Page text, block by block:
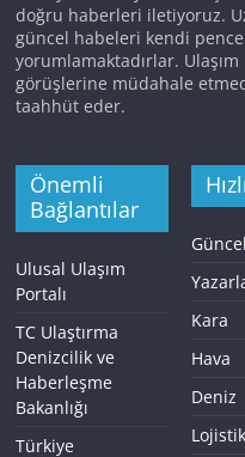
doğru haberleri iletiyoruz.
güncel habeleri kendi
yorumlamaktadırlar.
görüşlerine müdahale
taahhüt eder.
Önemli
Bağlantılar
Ulusal Ulaşım
Portalı
TC Ulaştırma
Denizcilik ve
Haberleşme
Bakanlığı
Türkiye
Güncel
Kara
Hava
Deniz
Lojistik